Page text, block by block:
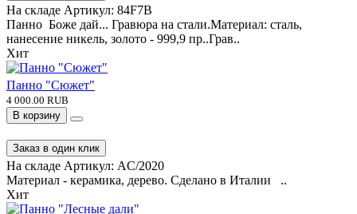
7 000.00 RUB
В корзину
Заказ в один клик
На складе Артикул:
Панно Боже дай... Гравюра на стали.Материал: сталь,
нанесение никель, золото - 999,9 пр..Грав..
Хит
Панно "Сюжет"
4 000.00 RUB
В корзину
Заказ в один клик